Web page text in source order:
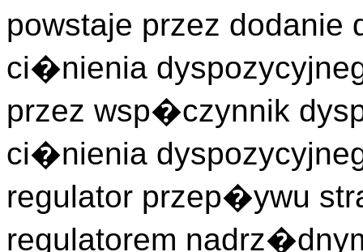
powstaje przez
ci�nienia
przez wsp�czynnik
ci�nienia
regulator przep�ywu
regulatorem